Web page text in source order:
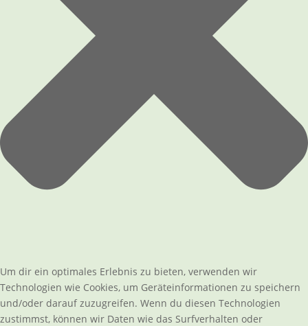
Um dir ein optimales Erlebnis zu bieten, verwenden wir
Technologien wie Cookies, um Geräteinformationen zu speichern
und/oder darauf zuzugreifen. Wenn du diesen Technologien
zustimmst, können wir Daten wie das Surfverhalten oder